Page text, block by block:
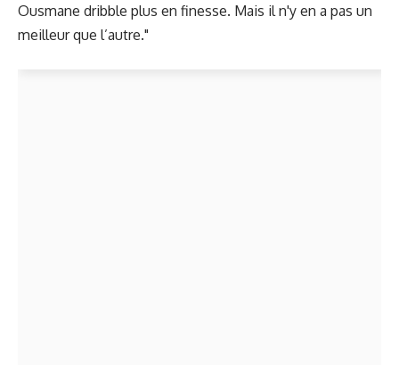
Ousmane dribble plus en finesse. Mais il n'y en a pas un
meilleur que l’autre."